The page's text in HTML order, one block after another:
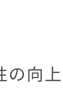
の向上